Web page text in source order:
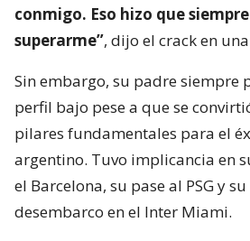
conmigo. Eso hizo que
superarme”, dijo el crack en
Sin embargo, su padre siempre
perfil bajo pese a que se
pilares fundamentales para el
argentino. Tuvo implicancia en
el Barcelona, su pase al PSG y
desembarco en el Inter Miami.